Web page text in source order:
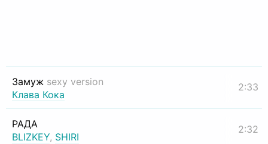
Замуж sexy version
Клава Кока
2:33
РАДА
BLIZKEY, SHIRI
2:32